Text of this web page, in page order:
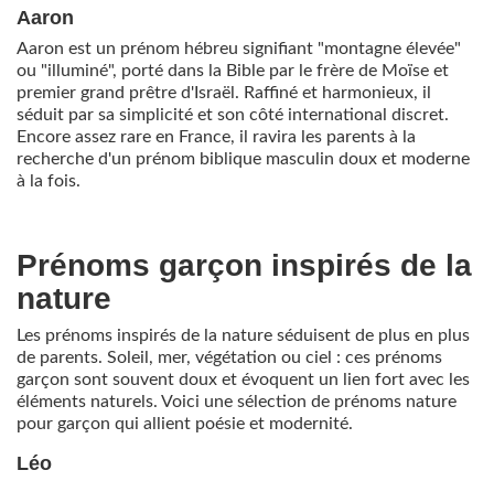
Aaron
Aaron est un prénom hébreu signifiant "montagne élevée"
ou "illuminé", porté dans la Bible par le frère de Moïse et
premier grand prêtre d'Israël. Raffiné et harmonieux, il
séduit par sa simplicité et son côté international discret.
Encore assez rare en France, il ravira les parents à la
recherche d'un prénom biblique masculin doux et moderne
à la fois.
Prénoms garçon inspirés de la
nature
Les prénoms inspirés de la nature séduisent de plus en plus
de parents. Soleil, mer, végétation ou ciel : ces prénoms
garçon sont souvent doux et évoquent un lien fort avec les
éléments naturels. Voici une sélection de prénoms nature
pour garçon qui allient poésie et modernité.
Léo